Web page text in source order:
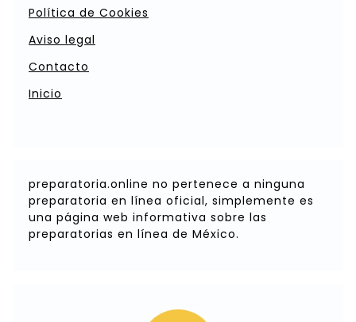
Política de Cookies
Aviso legal
Contacto
Inicio
preparatoria.online no pertenece a ninguna
preparatoria en línea oficial, simplemente es
una página web informativa sobre las
preparatorias en línea de México.